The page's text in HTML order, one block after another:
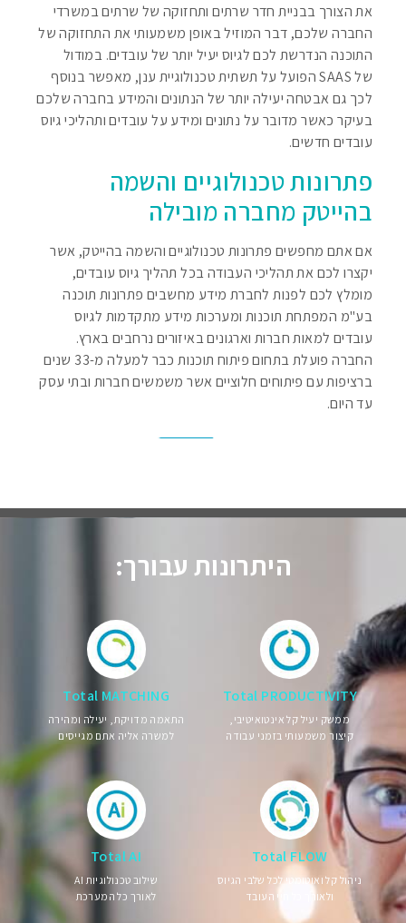
את הצורך בבניית חדר שרתים ותחזוקה של שרתים במשרדי
החברה שלכם, דבר המוזיל באופן משמעותי את התחזוקה של
התוכנה הנדרשת לכם לגיוס יעיל יותר של עובדים. במודול
שלSAASהפועל על תשתית טכנולוגיית ענן, מאפשר בנוסף
לכך גם אבטחה יעילה יותר של הנתונים והמידע בחברה שלכם
בעיקר כאשר מדובר על נתונים ומידע על עובדים ותהליכי גיוס
עובדים חדשים.
פתרונות טכנולוגיים והשמה
בהייטק מחברה מובילה
אם אתם מחפשים פתרונות טכנולוגיים והשמה בהייטק, אשר
יקצרו לכם את תהליכי העבודה בכל תהליך גיוס עובדים,
מומלץ לכם לפנות לחברת מידע מחשבים פתרונות תוכנה
בע"מ המפתחת תוכנות ומערכות מידע מתקדמות לגיוס
עובדים למאות חברות וארגונים באיזורים נרחבים בארץ.
החברה פועלת בתחום פיתוח תוכנות כבר למעלה מ-33 שנים
ברציפות עם פיתוחים חלוציים אשר משמשים חברות ובתי עסק
עד היום.
היתרונות עבורך:
Total PRODUCTIVITY
ממשק יעיל קל אינטואיטיבי,
קיצור משמעותי בזמני עבודה
Total MATCHING
התאמה מדויקת, יעילה ומהירה
למשרה אליה אתם מגייסים
Total FLOW
ניהול קל ואוטומטי לכל שלבי הגיוס
ולאורך כל חיי העובד
Total AI
שילוב טכנולוגיות AI
לאורך כל המערכת